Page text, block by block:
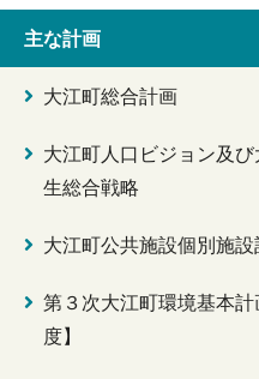
主な計画
大江町総合計画
大江町人口ビジョン及
生総合戦略
大江町公共施設個別施設
第３次大江町環境基本
度】